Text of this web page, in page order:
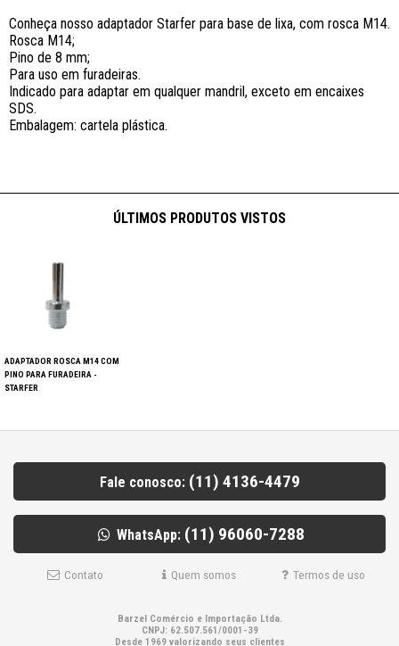
Conheça nosso adaptador Starfer para base de lixa, com rosca M14.
Rosca M14;
Pino de 8 mm;
Para uso em furadeiras.
Indicado para adaptar em qualquer mandril, exceto em encaixes
SDS.
Embalagem: cartela plástica.
ÚLTIMOS PRODUTOS VISTOS
ADAPTADOR ROSCA M14 COM
PINO PARA FURADEIRA -
STARFER
Fale conosco: (11) 4136-4479
WhatsApp: (11) 96060-7288
Contato Quem somos Termos de uso
Barzel Comércio e Importação Ltda.
CNPJ: 62.507.561/0001-39
Desde 1969 valorizando seus clientes